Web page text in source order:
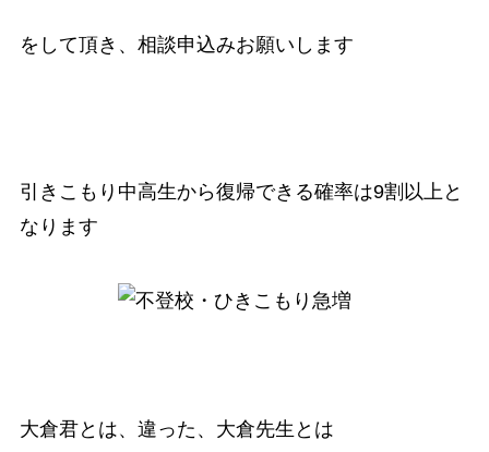
をして頂き、相談申込みお願いします
引きこもり中高生から復帰できる確率は9割以上と
なります
大倉君とは、違った、大倉先生とは